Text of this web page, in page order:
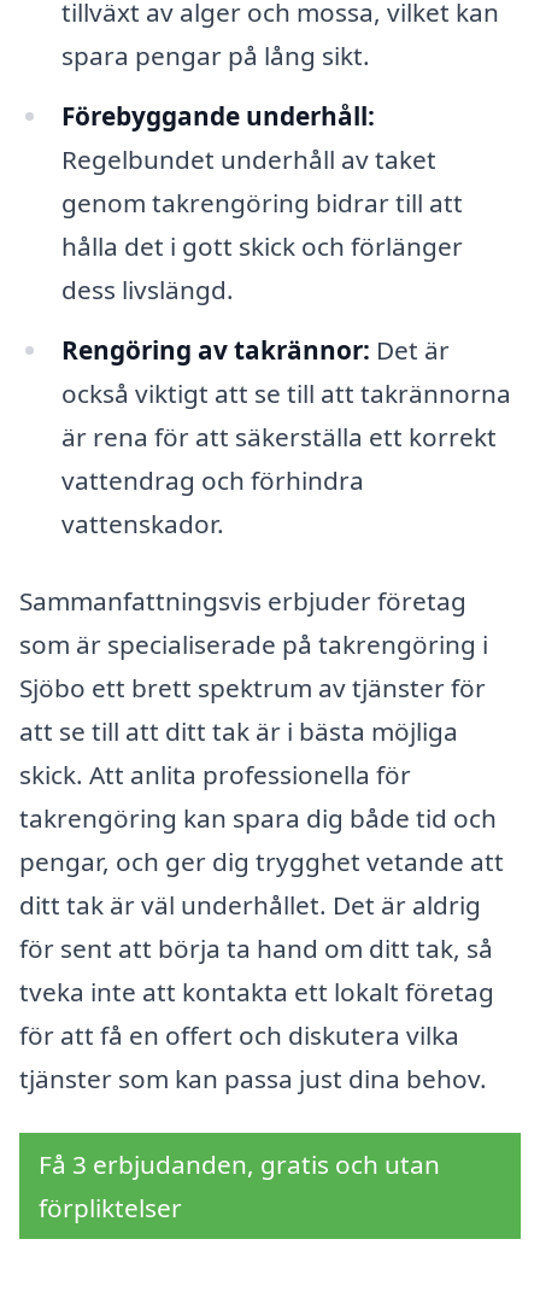
tillväxt av alger och mossa, vilket kan
spara pengar på lång sikt.
Förebyggande underhåll:
Regelbundet underhåll av taket
genom takrengöring bidrar till att
hålla det i gott skick och förlänger
dess livslängd.
Rengöring av takrännor: Det är
också viktigt att se till att takrännorna
är rena för att säkerställa ett korrekt
vattendrag och förhindra
vattenskador.
Sammanfattningsvis erbjuder företag
som är specialiserade på takrengöring i
Sjöbo ett brett spektrum av tjänster för
att se till att ditt tak är i bästa möjliga
skick. Att anlita professionella för
takrengöring kan spara dig både tid och
pengar, och ger dig trygghet vetande att
ditt tak är väl underhållet. Det är aldrig
för sent att börja ta hand om ditt tak, så
tveka inte att kontakta ett lokalt företag
för att få en offert och diskutera vilka
tjänster som kan passa just dina behov.
Få 3 erbjudanden, gratis och utan
förpliktelser